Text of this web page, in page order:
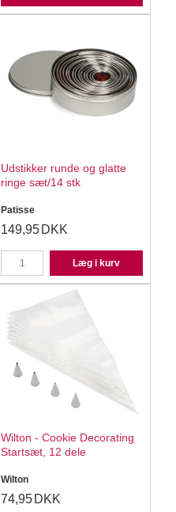
Udstikker runde og glatte
ringe sæt/14 stk
Patisse
149,95 DKK
Læg i kurv
Wilton - Cookie Decorating
Startsæt, 12 dele
Wilton
74,95 DKK